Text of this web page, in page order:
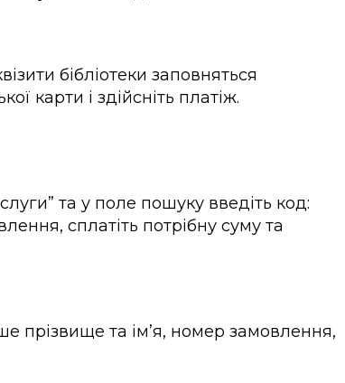
бібліотеки заповняться
карти і здійсніть платіж.
та у поле пошуку введіть код:
сплатіть потрібну суму та
прізвище та ім’я, номер замовлення,